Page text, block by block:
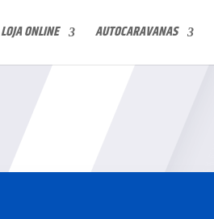
LOJA ONLINE AUTOCARAVANAS